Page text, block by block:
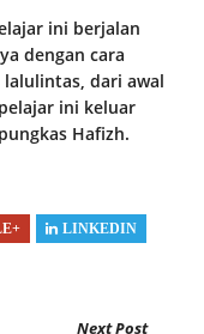
ini berjalan
dengan cara
lalulintas, dari awal
ini keluar
Hafizh.
LINKEDIN
Next Post